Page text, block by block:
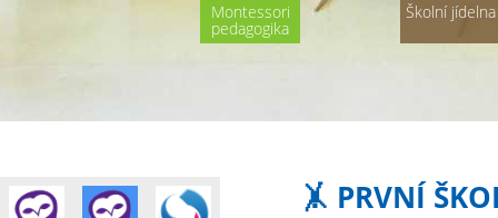
Montessori
pedagogika
Školní jídelna
🤸 PRVNÍ